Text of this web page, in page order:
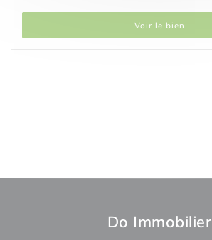
Voir le bien
Do Immobilier